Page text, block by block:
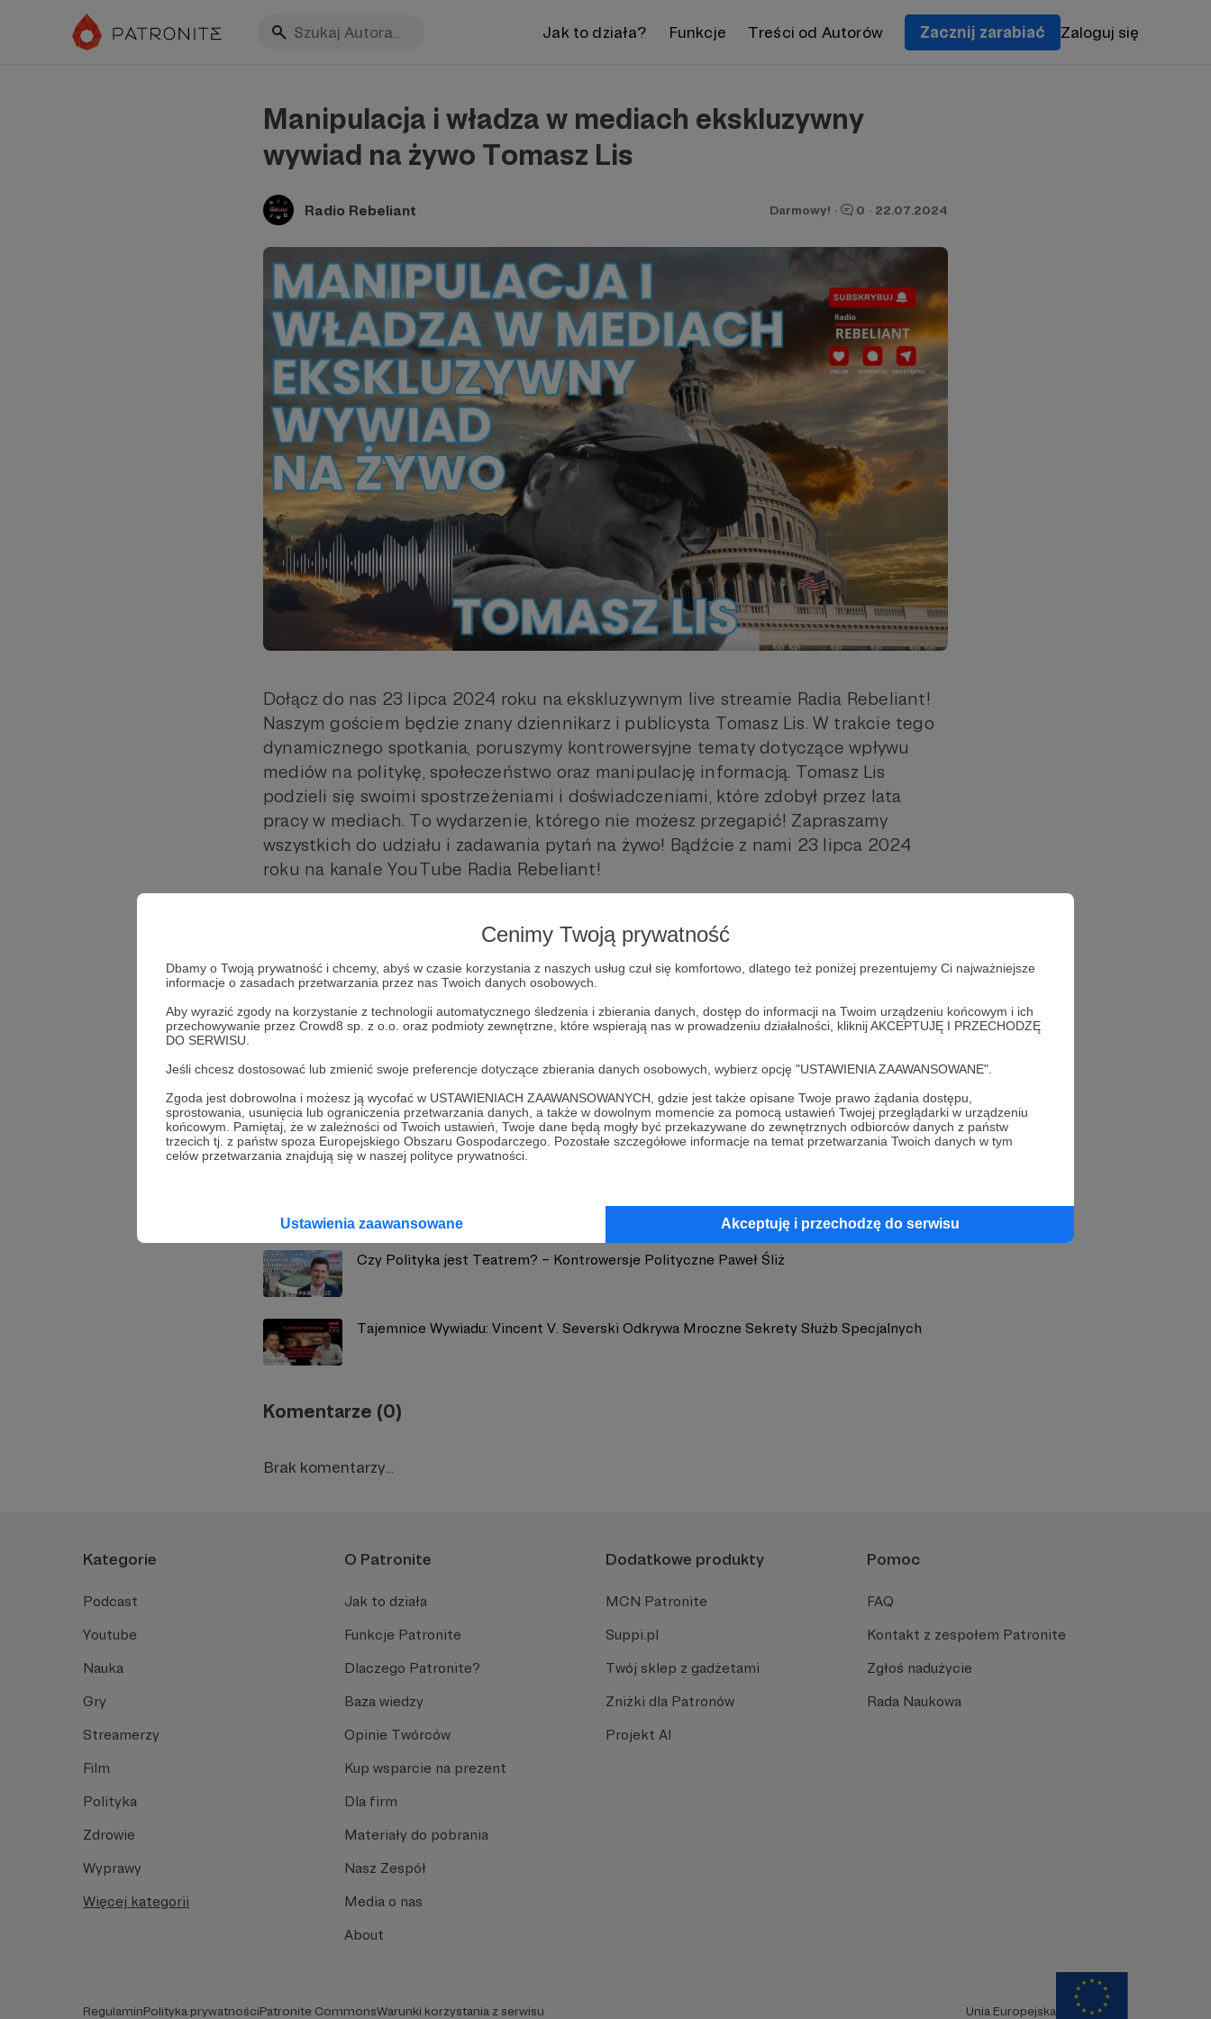
Cenimy Twoją prywatność
Dbamy o Twoją prywatność i chcemy, abyś w czasie korzystania z naszych usług czuł się komfortowo, dlatego też poniżej prezentujemy Ci najważniejsze
informacje o zasadach przetwarzania przez nas Twoich danych osobowych.
Aby wyrazić zgody na korzystanie z technologii automatycznego śledzenia i zbierania danych, dostęp do informacji na Twoim urządzeniu końcowym i ich
przechowywanie przez Crowd8 sp. z o.o. oraz podmioty zewnętrzne, które wspierają nas w prowadzeniu działalności, kliknij AKCEPTUJĘ I PRZECHODZĘ
DO SERWISU.
Jeśli chcesz dostosować lub zmienić swoje preferencje dotyczące zbierania danych osobowych, wybierz opcję "USTAWIENIA ZAAWANSOWANE".
Zgoda jest dobrowolna i możesz ją wycofać w USTAWIENIACH ZAAWANSOWANYCH, gdzie jest także opisane Twoje prawo żądania dostępu,
sprostowania, usunięcia lub ograniczenia przetwarzania danych, a także w dowolnym momencie za pomocą ustawień Twojej przeglądarki w urządzeniu
końcowym. Pamiętaj, że w zależności od Twoich ustawień, Twoje dane będą mogły być przekazywane do zewnętrznych odbiorców danych z państw
trzecich tj. z państw spoza Europejskiego Obszaru Gospodarczego. Pozostałe szczegółowe informacje na temat przetwarzania Twoich danych w tym
celów przetwarzania znajdują się w naszej polityce prywatności.
Ustawienia zaawansowane Akceptuję i przechodzę do serwisu
Jak to działa? Funkcje Treści od Autorów Zacznij zarabiać Zaloguj się
Manipulacja i władza w mediach ekskluzywny
wywiad na żywo Tomasz Lis
Radio Rebeliant Darmowy! · 0 · 22.07.2024
Dołącz do nas 23 lipca 2024 roku na ekskluzywnym live streamie Radia Rebeliant!
Naszym gościem będzie znany dziennikarz i publicysta Tomasz Lis. W trakcie tego
dynamicznego spotkania, poruszymy kontrowersyjne tematy dotyczące wpływu
mediów na politykę, społeczeństwo oraz manipulację informacją. Tomasz Lis
podzieli się swoimi spostrzeżeniami i doświadczeniami, które zdobył przez lata
pracy w mediach. To wydarzenie, którego nie możesz przegapić! Zapraszamy
wszystkich do udziału i zadawania pytań na żywo! Bądźcie z nami 23 lipca 2024
roku na kanale YouTube Radia Rebeliant!
Udostępnij
Zobacz również
Czy Polityka jest Teatrem? – Kontrowersje Polityczne Paweł Śliż
Tajemnice Wywiadu: Vincent V. Severski Odkrywa Mroczne Sekrety Służb Specjalnych
Komentarze (0)
Brak komentarzy...
Kategorie
Podcast
Youtube
Nauka
Gry
Streamerzy
Film
Polityka
Zdrowie
Wyprawy
Więcej kategorii
O Patronite
Jak to działa
Funkcje Patronite
Dlaczego Patronite?
Baza wiedzy
Opinie Twórców
Kup wsparcie na prezent
Dla firm
Materiały do pobrania
Nasz Zespół
Media o nas
About
Dodatkowe produkty
MCN Patronite
Suppi.pl
Twój sklep z gadżetami
Zniżki dla Patronów
Projekt AI
Pomoc
FAQ
Kontakt z zespołem Patronite
Zgłoś nadużycie
Rada Naukowa
RegulaminPolityka prywatnościPatronite CommonsWarunki korzystania z serwisu Unia Europejska